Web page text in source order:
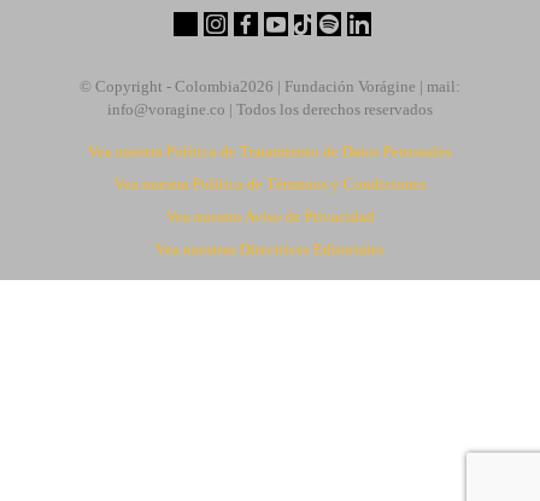
© Copyright - Colombia2026 | Fundación Vorágine | mail:
info@voragine.co | Todos los derechos reservados
Vea nuestra Política de Tratamiento de Datos Personales
Vea nuestra Política de Términos y Condiciones
Vea nuestro Aviso de Privacidad
Vea nuestras Directrices Editoriales